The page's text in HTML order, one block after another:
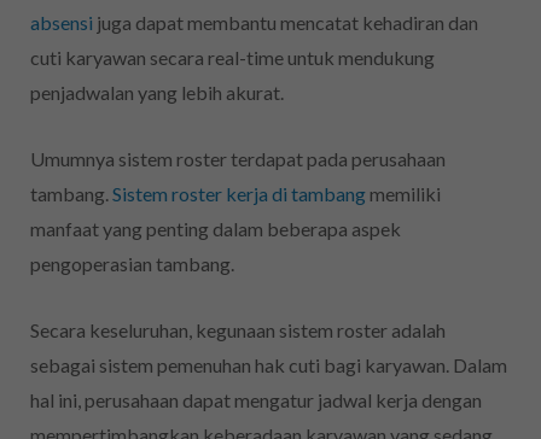
absensi juga dapat membantu mencatat kehadiran dan
cuti karyawan secara real-time untuk mendukung
penjadwalan yang lebih akurat.
Umumnya sistem roster terdapat pada perusahaan
tambang. Sistem roster kerja di tambang memiliki
manfaat yang penting dalam beberapa aspek
pengoperasian tambang.
Secara keseluruhan, kegunaan sistem roster adalah
sebagai sistem pemenuhan hak cuti bagi karyawan. Dalam
hal ini, perusahaan dapat mengatur jadwal kerja dengan
mempertimbangkan keberadaan karyawan yang sedang